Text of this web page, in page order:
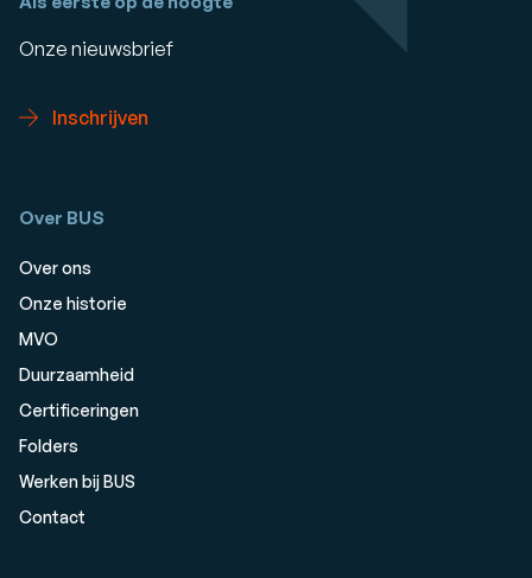
Onze nieuwsbrief
Inschrijven
Over BUS
Over ons
Onze historie
MVO
Duurzaamheid
Certificeringen
Folders
Werken bij BUS
Contact